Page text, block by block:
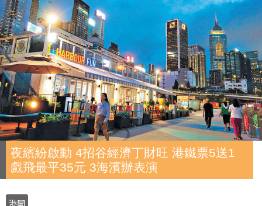
夜繽紛啟動 4招谷經濟丁財旺 港鐵票5送1
戲飛最平35元 3海濱辦表演
港聞